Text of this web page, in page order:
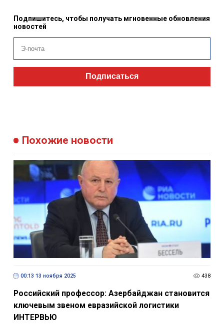
Подпишитесь, чтобы получать мгновенные обновления
новостей
Подписаться
Похожие новости
00:13 13 ноября 2025 438
Российский профессор: Азербайджан становится
ключевым звеном евразийской логистики
ИНТЕРВЬЮ